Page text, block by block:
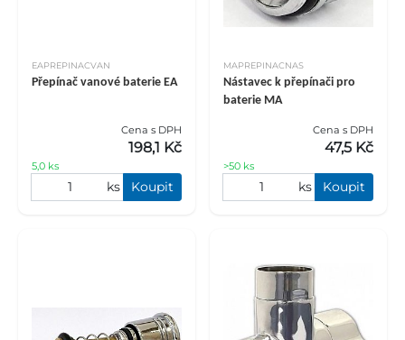
EAPREPINACVAN
Přepínač vanové baterie EA
Cena s DPH
198,1 Kč
5,0 ks
ks Koupit
MAPREPINACNAS
Nástavec k přepínači pro
baterie MA
Cena s DPH
47,5 Kč
>50 ks
ks Koupit